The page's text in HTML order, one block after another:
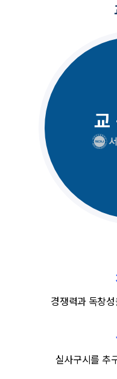
교
경쟁력과 독창
실사구시를 추